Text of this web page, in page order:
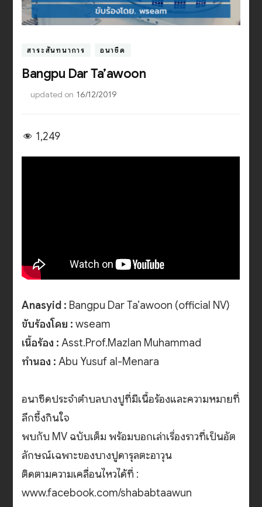
สาระสันทนาการ อนาชีด
Bangpu Dar Ta’awoon
updated on 16/12/2019
1,249
Anasyid : Bangpu Dar Ta’awoon (official NV)
ขับร้องโดย : wseam
เนื้อร้อง : Asst.Prof.Mazlan Muhammad
ทำนอง : Abu Yusuf al-Menara
อนาซีดประจำตำบลบางปูที่มีเนื้อร้องและความหมายที่
ลึกซึ้งกินใจ
พบกับ MV ฉบับเต็ม พร้อมบอกเล่าเรื่องราวที่เป็นอัต
ลักษณ์เฉพาะของบางปูดารุลตะอาวุน
ติดตามความเคลื่อนไหวได้ที่ :
www.facebook.com/shababtaawun